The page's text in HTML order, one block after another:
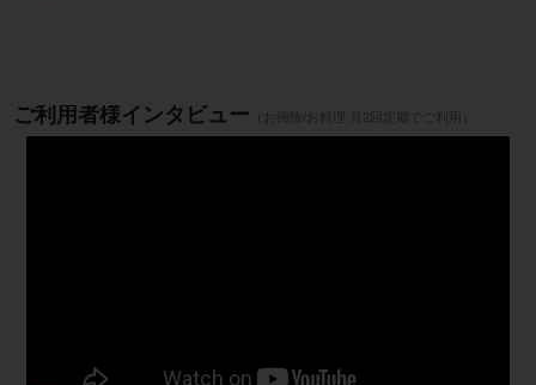
ご利用者様インタビュー （お掃除/お料理 月2回定期でご利用）